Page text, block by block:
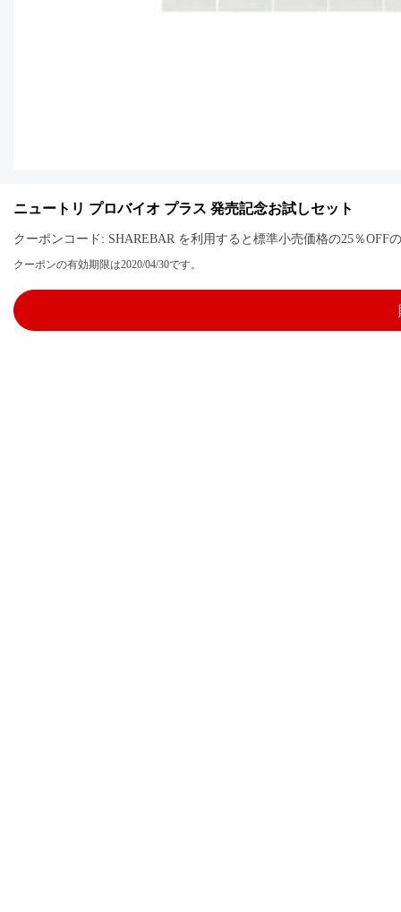
ニュートリ プロバイオ プラス 発売記念お試しセット
クーポンコード: SHAREBAR を利用すると標準小売価格の25％OFF
クーポンの有効期限は2020/04/30です。